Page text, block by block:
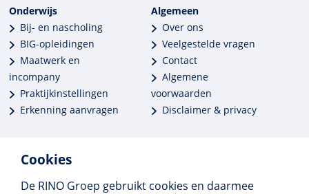
Cookies
De RINO Groep gebruikt cookies en daarmee
Onderwijs
Bij- en nascholing
BIG-opleidingen
Maatwerk en
incompany
Praktijkinstellingen
Erkenning aanvragen
Algemeen
Over ons
Veelgestelde vragen
Contact
Algemene
voorwaarden
Disclaimer & privacy